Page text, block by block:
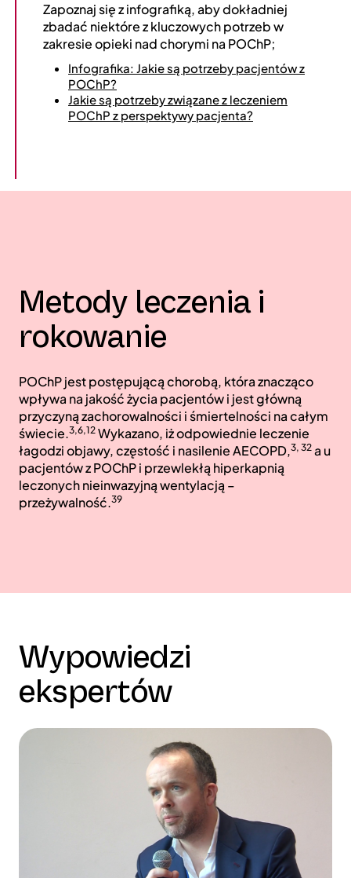
Zapoznaj się z infografiką, aby dokładniej
zbadać niektóre z kluczowych potrzeb w
zakresie opieki nad chorymi na POChP;
Infografika: Jakie są potrzeby pacjentów z
POChP?
Jakie są potrzeby związane z leczeniem
POChP z perspektywy pacjenta?
Metody leczenia i
rokowanie
POChP jest postępującą chorobą, która znacząco
wpływa na jakość życia pacjentów i jest główną
przyczyną zachorowalności i śmiertelności na całym
świecie.3,6,12 Wykazano, iż odpowiednie leczenie
łagodzi objawy, częstość i nasilenie AECOPD,3, 32 a u
pacjentów z POChP i przewlekłą hiperkapnią
leczonych nieinwazyjną wentylacją –
przeżywalność.39
Wypowiedzi
ekspertów